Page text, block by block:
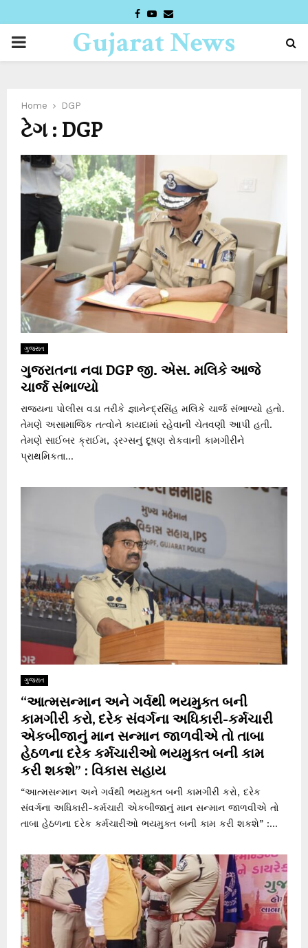
FACEBOOK
YOUTUBE
EMAIL
PRIMARYGujarat News
Home DGP
ટેગ : DGP
ગુજરાત
ગુજરાતના નવા DGP જી. એસ. મલિકે આજે
ચાર્જ સંભાળ્યો
રાજ્યના પોલીસ વડા તરીકે જ્ઞાનેન્દ્રસિંહ મલિકે ચાર્જ સંભાળ્યો હતો.
તેમણે અસામાજિક તત્વોને કાયદામાં રહેવાની ચેતવણી આપી હતી.
તેમણે સાઈબર ક્રાઈમ, ડ્રગ્સનું દૂષણ રોકવાની કામગીરીને
પ્રાથમિકતા...
ગુજરાત
“આત્મસન્માન અને ગર્વથી ભયમુક્ત બની
કામગીરી કરો, દરેક સંવર્ગના અધિકારી-કર્મચારી
એકબીજાનું માન સન્માન જાળવીએ તો તાબા
હેઠળના દરેક કર્મચારીઓ ભયમુક્ત બની કામ
કરી શકશે” : વિકાસ સહાય
“આત્મસન્માન અને ગર્વથી ભયમુક્ત બની કામગીરી કરો, દરેક
સંવર્ગના અધિકારી-કર્મચારી એકબીજાનું માન સન્માન જાળવીએ તો
તાબા હેઠળના દરેક કર્મચારીઓ ભયમુક્ત બની કામ કરી શકશે” :...